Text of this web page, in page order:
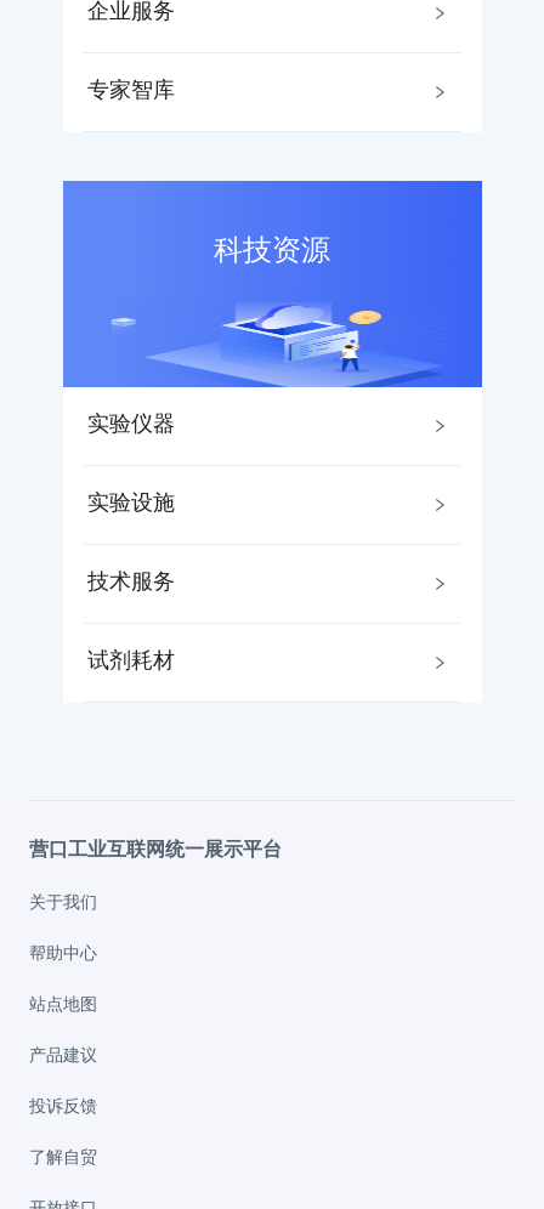
企业服务
专家智库
科技资源
实验仪器
实验设施
技术服务
试剂耗材
营口工业互联网统一展示平台
关于我们
帮助中心
站点地图
产品建议
投诉反馈
了解自贸